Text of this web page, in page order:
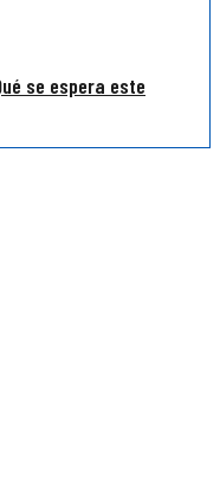
se espera este